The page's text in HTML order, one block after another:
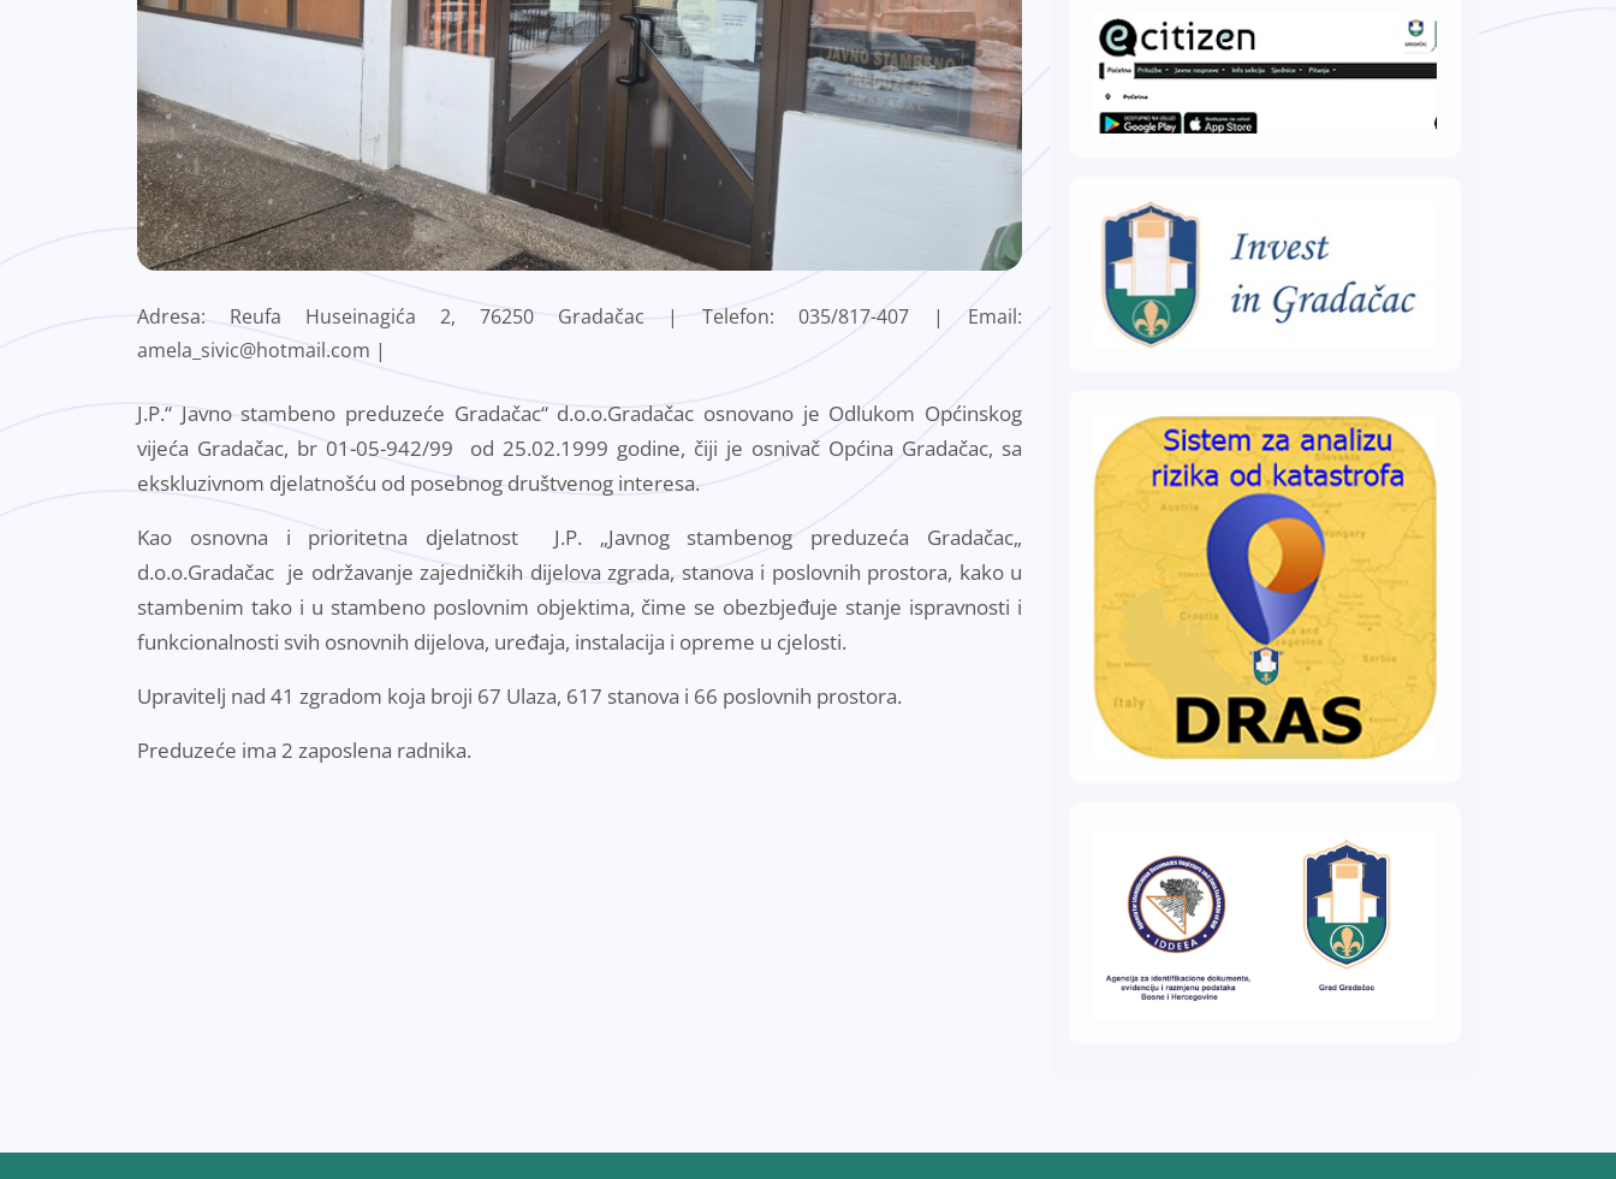
Adresa: Reufa Huseinagića 2, 76250 Gradačac | Telefon: 035/817-407 |
Email:
amela_sivic@hotmail.com |
J.P.“ Javno stambeno preduzeće Gradačac“ d.o.o.Gradačac osnovano je Odlukom Općinskog
vijeća Gradačac, br 01-05-942/99 od 25.02.1999 godine, čiji je osnivač Općina Gradačac, sa
ekskluzivnom djelatnošću od posebnog društvenog interesa.
Kao osnovna i prioritetna djelatnost J.P. „Javnog stambenog preduzeća Gradačac„
d.o.o.Gradačac je održavanje zajedničkih dijelova zgrada, stanova i poslovnih prostora, kako u
stambenim tako i u stambeno poslovnim objektima, čime se obezbjeđuje stanje ispravnosti i
funkcionalnosti svih osnovnih dijelova, uređaja, instalacija i opreme u cjelosti.
Upravitelj nad 41 zgradom koja broji 67 Ulaza, 617 stanova i 66 poslovnih prostora.
Preduzeće ima 2 zaposlena radnika.